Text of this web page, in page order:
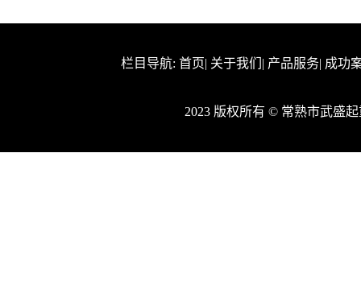
栏目导航: 首页| 关于我们 | 产品服务| 成功
2023 版权所有 © 常熟市武盛